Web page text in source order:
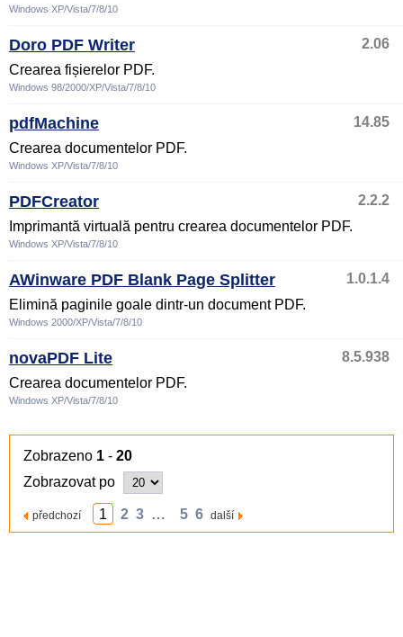
Windows XP/Vista/7/8/10
Doro PDF Writer
2.06
Crearea fișierelor PDF.
Windows 98/2000/XP/Vista/7/8/10
pdfMachine
14.85
Crearea documentelor PDF.
Windows XP/Vista/7/8/10
PDFCreator
2.2.2
Imprimantă virtuală pentru crearea documentelor PDF.
Windows XP/Vista/7/8/10
AWinware PDF Blank Page Splitter
1.0.1.4
Elimină paginile goale dintr-un document PDF.
Windows 2000/XP/Vista/7/8/10
novaPDF Lite
8.5.938
Crearea documentelor PDF.
Windows XP/Vista/7/8/10
Zobrazeno 1 - 20
Zobrazovat po
předchozí 1 2 3 … 5 6 další